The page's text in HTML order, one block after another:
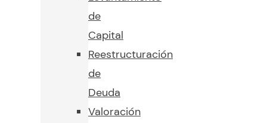
de
Capital
Reestructuración
de
Deuda
Valoración